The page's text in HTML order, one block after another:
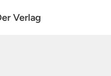
Verlag